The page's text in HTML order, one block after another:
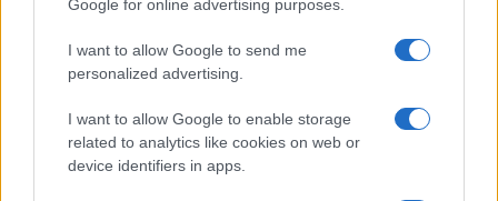
Google for online advertising purposes.
I want to allow Google to send me
personalized advertising.
I want to allow Google to enable storage
related to analytics like cookies on web or
device identifiers in apps.